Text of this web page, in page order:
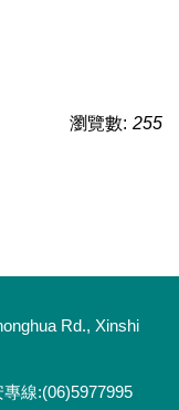
瀏覽數: 255
Rd., Xinshi
線:(06)5977995